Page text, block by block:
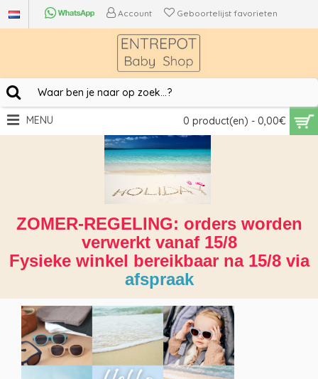
Account Geboortelijst favorieten
0 product(en) - 0,00€
MENU
ZOMER-REGELING: orders worden
verwerkt vanaf 15/8
Fysieke winkel bereikbaar na 15/8 via
afspraak